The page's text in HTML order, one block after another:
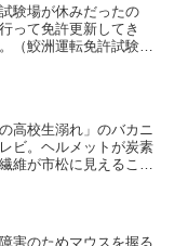
。験場が休みだったの
って免許更新してき
（鮫洲運転免許試験
高校生溺れ」のバカニ
ビ。ヘルメットが炭素
維が市松に見えること
ないし、...
害のためマウスを握る